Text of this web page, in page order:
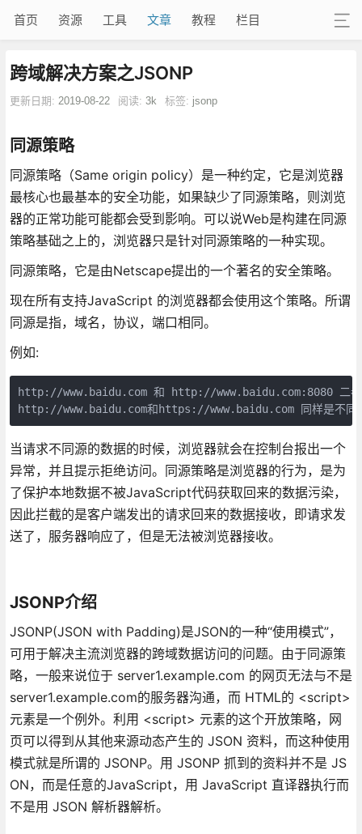
首页 资源 工具 文章 教程 栏目
跨域解决方案之JSONP
更新日期: 2019-08-22 阅读: 3k 标签: jsonp
同源策略
同源策略（Same origin policy）是一种约定，它是浏览器
最核心也最基本的安全功能，如果缺少了同源策略，则浏览
器的正常功能可能都会受到影响。可以说Web是构建在同源
策略基础之上的，浏览器只是针对同源策略的一种实现。
同源策略，它是由Netscape提出的一个著名的安全策略。
现在所有支持JavaScript 的浏览器都会使用这个策略。所谓
同源是指，域名，协议，端口相同。
例如:
http://www.baidu.com 和 http://www.baidu.com:8080 二者
http://www.baidu.com和https://www.baidu.com 同样是不同
当请求不同源的数据的时候，浏览器就会在控制台报出一个
异常，并且提示拒绝访问。同源策略是浏览器的行为，是为
了保护本地数据不被JavaScript代码获取回来的数据污染，
因此拦截的是客户端发出的请求回来的数据接收，即请求发
送了，服务器响应了，但是无法被浏览器接收。
JSONP介绍
JSONP(JSON with Padding)是JSON的一种“使用模式”，
可用于解决主流浏览器的跨域数据访问的问题。由于同源策
略，一般来说位于 server1.example.com 的网页无法与不是
server1.example.com的服务器沟通，而 HTML的 <script>
元素是一个例外。利用 <script> 元素的这个开放策略，网
页可以得到从其他来源动态产生的 JSON 资料，而这种使用
模式就是所谓的 JSONP。用 JSONP 抓到的资料并不是 JS
ON，而是任意的JavaScript，用 JavaScript 直译器执行而
不是用 JSON 解析器解析。